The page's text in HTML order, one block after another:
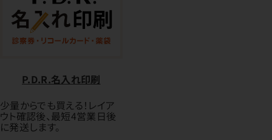
P.D.R.名入れ印刷
少量からでも買える！レイア
ウト確認後、最短4営業日後
に発送します。